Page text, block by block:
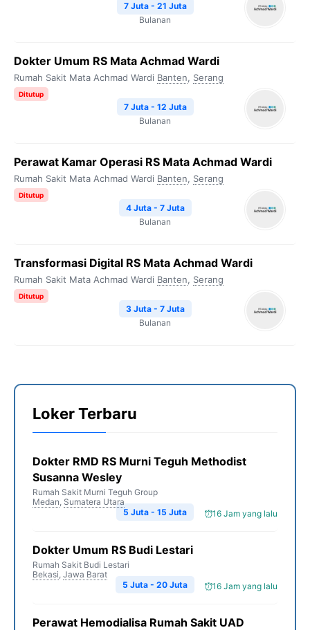
7 Juta - 21 Juta
Bulanan
Dokter Umum RS Mata Achmad Wardi
Rumah Sakit Mata Achmad Wardi Banten, Serang
Ditutup
7 Juta - 12 Juta
Bulanan
Perawat Kamar Operasi RS Mata Achmad Wardi
Rumah Sakit Mata Achmad Wardi Banten, Serang
Ditutup
4 Juta - 7 Juta
Bulanan
Transformasi Digital RS Mata Achmad Wardi
Rumah Sakit Mata Achmad Wardi Banten, Serang
Ditutup
3 Juta - 7 Juta
Bulanan
Loker Terbaru
Dokter RMD RS Murni Teguh Methodist
Susanna Wesley
Rumah Sakit Murni Teguh Group
Medan, Sumatera Utara
16 Jam yang lalu
5 Juta - 15 Juta
Dokter Umum RS Budi Lestari
Rumah Sakit Budi Lestari
Bekasi, Jawa Barat
16 Jam yang lalu
5 Juta - 20 Juta
Perawat Hemodialisa Rumah Sakit UAD